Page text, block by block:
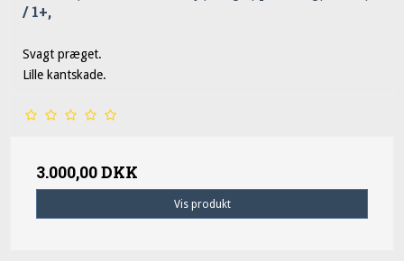
/ 1+,
Svagt præget.
Lille kantskade.
3.000,00 DKK
Vis produkt